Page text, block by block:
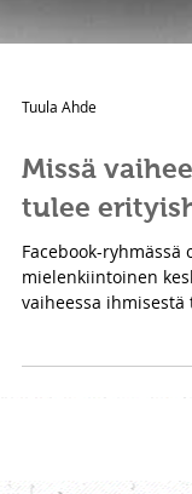
Missä
tulee